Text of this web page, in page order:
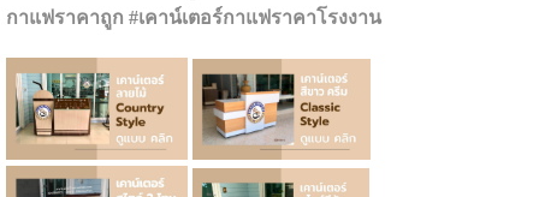
กาแฟราคาถูก #เคาน์เตอร์กาแฟราคาโรงงาน